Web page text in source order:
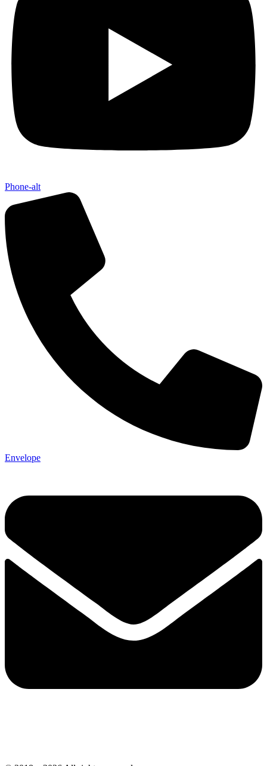
Phone-alt
Envelope